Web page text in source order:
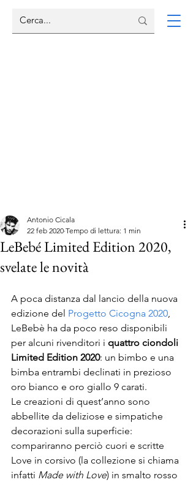
LeBebé Limited Edition 2020,
svelate le novità
Antonio Cicala
22 feb 2020 Tempo di lettura: 1 min
A poca distanza dal lancio della nuova
edizione del Progetto Cicogna 2020,
LeBebè ha da poco reso disponibili
per alcuni rivenditori i quattro ciondoli
Limited Edition 2020: un bimbo e una
bimba entrambi declinati in prezioso
oro bianco e oro giallo 9 carati.
Le creazioni di quest’anno sono
abbellite da deliziose e simpatiche
decorazioni sulla superficie:
compariranno perciò cuori e scritte
Love in corsivo (la collezione si chiama
infatti Made with Love) in smalto rosso